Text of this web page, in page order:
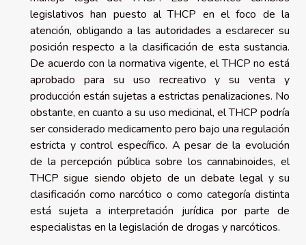
legislativos han puesto al THCP en el foco de la
atención, obligando a las autoridades a esclarecer su
posición respecto a la clasificación de esta sustancia.
De acuerdo con la normativa vigente, el THCP no está
aprobado para su uso recreativo y su venta y
producción están sujetas a estrictas penalizaciones. No
obstante, en cuanto a su uso medicinal, el THCP podría
ser considerado medicamento pero bajo una regulación
estricta y control específico. A pesar de la evolución
de la percepción pública sobre los cannabinoides, el
THCP sigue siendo objeto de un debate legal y su
clasificación como narcótico o como categoría distinta
está sujeta a interpretación jurídica por parte de
especialistas en la legislación de drogas y narcóticos.